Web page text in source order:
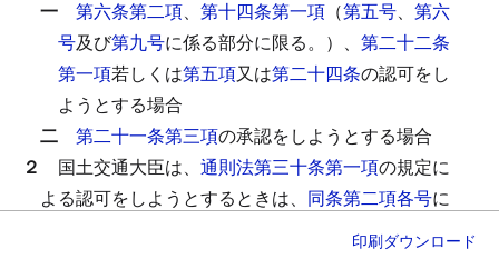
一 第六条第二項、 第十四条第一項 （第五号、 第六
号及び第九号に係る部分に限る。）、 第二十二条
第一項若しくは第五項又は第二十四条の認可をし
ようとする場合
二 第二十一条第三項の承認をしようとする場合
２ 国土交通大臣は、 通則法第三十条第一項の規定に
よる認可をしようとするときは、 同条第二項各号に
掲げる事項のうち首都高速道路、阪神高速道路又は
印刷ダウンロード